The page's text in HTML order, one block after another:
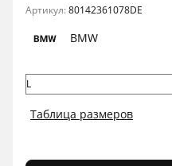
Артикул:80142361078DE
BMW
Таблица размеров